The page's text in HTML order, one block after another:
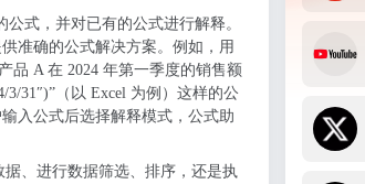
公式，并对已有的公式进行解释。
准确的公式解决方案。例如，用
品 A 在 2024 年第一季度的销售额
3/31″)”（以 Excel 为例）这样的公
入公式后选择解释模式，公式助
据、进行数据筛选、排序，还是执